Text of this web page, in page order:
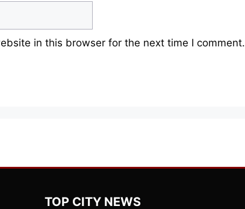
in this browser for the next time I comment.
TOP CITY NEWS